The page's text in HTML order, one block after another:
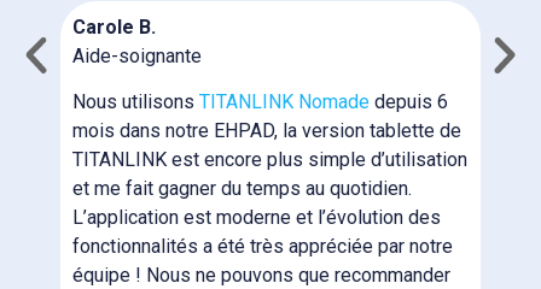
Carole B.
Aide-soignante
Nous utilisons TITANLINK Nomade depuis 6
mois dans notre EHPAD, la version tablette de
TITANLINK est encore plus simple d’utilisation
et me fait gagner du temps au quotidien.
L’application est moderne et l’évolution des
fonctionnalités a été très appréciée par notre
équipe ! Nous ne pouvons que recommander